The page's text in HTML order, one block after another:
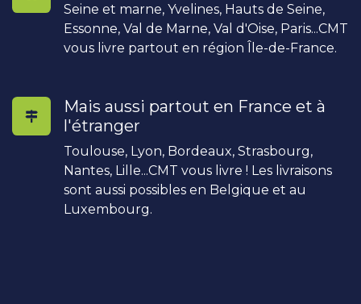
Seine et marne, Yvelines, Hauts de Seine,
Essonne, Val de Marne, Val d'Oise, Paris...CMT
vous livre partout en région Île-de-France.
Mais aussi partout en France et à
l'étranger
Toulouse, Lyon, Bordeaux, Strasbourg,
Nantes, Lille...CMT vous livre ! Les livraisons
sont aussi possibles en Belgique et au
Luxembourg.